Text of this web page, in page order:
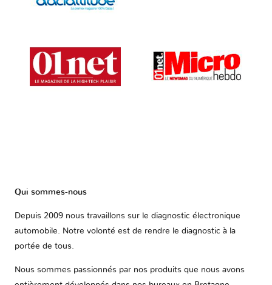
Qui sommes-nous
Depuis 2009 nous travaillons sur le diagnostic électronique
automobile. Notre volonté est de rendre le diagnostic à la
portée de tous.
Nous sommes passionnés par nos produits que nous avons